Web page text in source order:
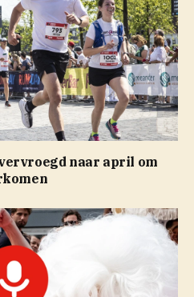
naar april om